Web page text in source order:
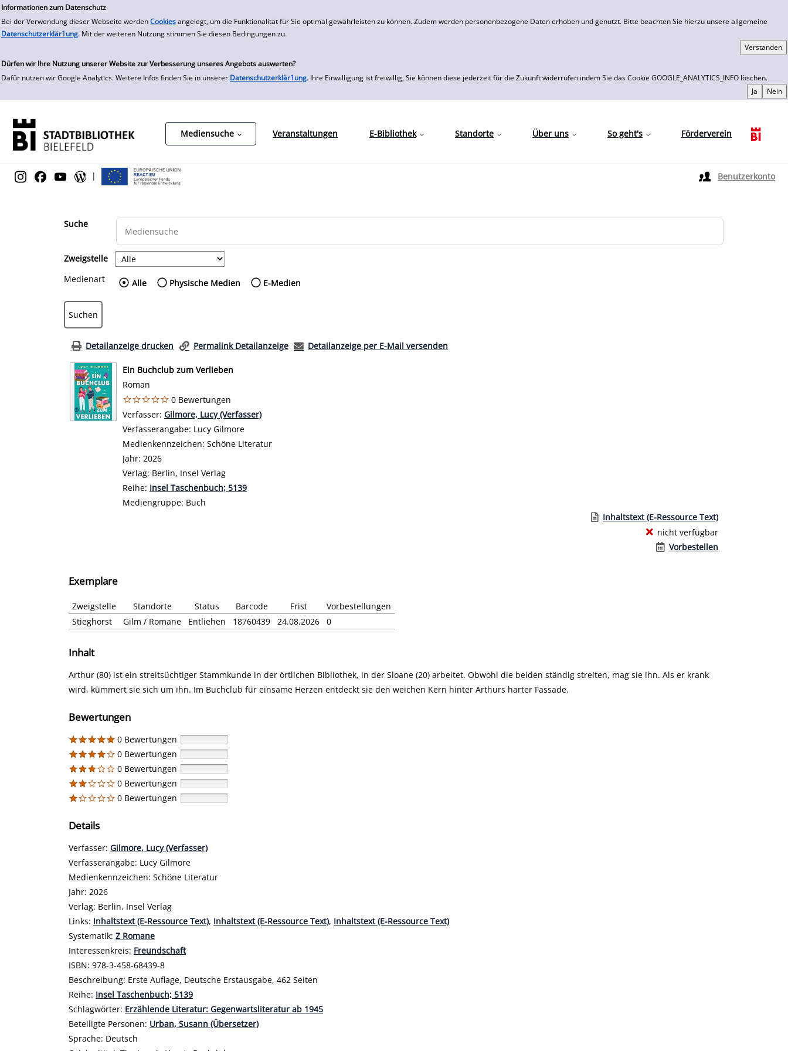
Informationen zum Datenschutz
Bei der Verwendung dieser Webseite werden Cookies angelegt, um die Funktionalität für Sie optimal gewährleisten zu können. Zudem werden personenbezogene Daten erhoben und genutzt. Bitte beachten Sie hierzu unsere allgemeine
Datenschutzerklär1ung. Mit der weiteren Nutzung stimmen Sie diesen Bedingungen zu.
Dürfen wir Ihre Nutzung unserer Website zur Verbesserung unseres Angebots auswerten?
Dafür nutzen wir Google Analytics. Weitere Infos finden Sie in unserer Datenschutzerklär1ung. Ihre Einwilligung ist freiwillig, Sie können diese jederzeit für die Zukunft widerrufen indem Sie das Cookie GOOGLE_ANALYTICS_INFO löschen.
zur Navigation springen
zum Inhalt springen
Zur Detailanzeige springen
Mediensuche Veranstaltungen E-Bibliothek Standorte Über uns So geht's Förderverein
| Benutzerkonto
Sprache auswählen
Suche
Zweigstelle
Medienart
Wählen Sie die Medienart nach der Sie suchen wollen.
Alle Physische Medien E-Medien
Detailanzeige drucken Permalink Detailanzeige Detailanzeige per E-Mail versenden
Ein Buchclub zum Verlieben
Roman
0 Bewertungen
Verfasser: Suche nach diesem Verfasser
Gilmore, Lucy (Verfasser)
Verfasserangabe: Lucy Gilmore
Medienkennzeichen: Schöne Literatur
Jahr: 2026
Verlag: Berlin, Insel Verlag
Reihe: Insel Taschenbuch; 5139
Mediengruppe: Buch
Link zu einem externen Medieninhalt - wird in
Inhaltstext (E-Ressource Text)
nicht verfügbar
Vorbestellen
Exemplare
Zweigstelle Standorte Status Barcode Frist
Vorbestellungen
Stieghorst
Gilm / Romane Entliehen 18760439 24.08.2026 0
Inhalt
Arthur (80) ist ein streitsüchtiger Stammkunde in der örtlichen Bibliothek, in der Sloane (20) arbeitet. Obwohl die beiden ständig streiten, mag sie ihn. Als er krank
wird, kümmert sie sich um ihn. Im Buchclub für einsame Herzen entdeckt sie den weichen Kern hinter Arthurs harter Fassade.
Bewertungen
0 Bewertungen
0 Bewertungen
0 Bewertungen
0 Bewertungen
0 Bewertungen
Details
Verfasser: Suche nach diesem Verfasser
Gilmore, Lucy (Verfasser)
Verfasserangabe: Lucy Gilmore
Medienkennzeichen: Schöne Literatur
Jahr: 2026
Verlag: Berlin, Insel Verlag
opens in new tab
Links: Diesen Link in neuem Tab öffnen
Inhaltstext (E-Ressource Text), Inhaltstext (E-Ressource Text), Inhaltstext (E-Ressource Text)
Systematik: Suche nach dieser Systematik
Z Romane
Interessenkreis: Suche nach diesem Interessenskreis
Freundschaft
ISBN: 978-3-458-68439-8
Beschreibung: Erste Auflage, Deutsche Erstausgabe, 462 Seiten
Reihe: Insel Taschenbuch; 5139
Schlagwörter: Erzählende Literatur: Gegenwartsliteratur ab 1945
Beteiligte Personen: Suche nach dieser Beteiligten Person
Urban, Susann (Übersetzer)
Sprache: Deutsch